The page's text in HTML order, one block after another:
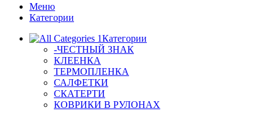
Меню
Категории
Категории
-ЧЕСТНЫЙ ЗНАК
КЛЕЕНКА
ТЕРМОПЛЕНКА
САЛФЕТКИ
СКАТЕРТИ
КОВРИКИ В РУЛОНАХ